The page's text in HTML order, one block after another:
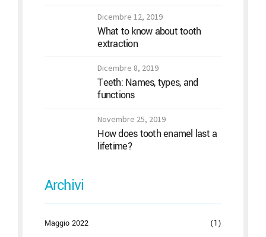
Dicembre 12, 2019
What to know about tooth
extraction
Dicembre 8, 2019
Teeth: Names, types, and
functions
Novembre 25, 2019
How does tooth enamel last a
lifetime?
Archivi
Maggio 2022 (1)